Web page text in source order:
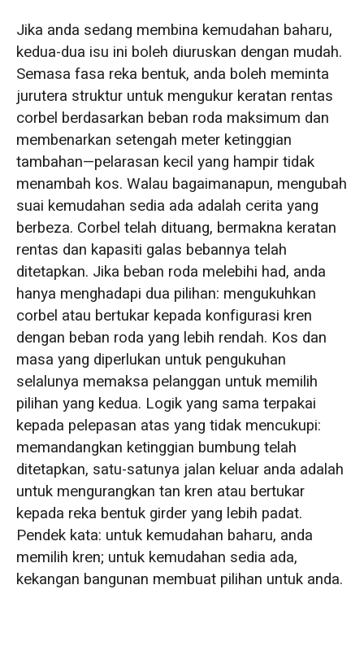
Jika anda sedang membina kemudahan baharu,
kedua-dua isu ini boleh diuruskan dengan mudah.
Semasa fasa reka bentuk, anda boleh meminta
jurutera struktur untuk mengukur keratan rentas
corbel berdasarkan beban roda maksimum dan
membenarkan setengah meter ketinggian
tambahan—pelarasan kecil yang hampir tidak
menambah kos. Walau bagaimanapun, mengubah
suai kemudahan sedia ada adalah cerita yang
berbeza. Corbel telah dituang, bermakna keratan
rentas dan kapasiti galas bebannya telah
ditetapkan. Jika beban roda melebihi had, anda
hanya menghadapi dua pilihan: mengukuhkan
corbel atau bertukar kepada konfigurasi kren
dengan beban roda yang lebih rendah. Kos dan
masa yang diperlukan untuk pengukuhan
selalunya memaksa pelanggan untuk memilih
pilihan yang kedua. Logik yang sama terpakai
kepada pelepasan atas yang tidak mencukupi:
memandangkan ketinggian bumbung telah
ditetapkan, satu-satunya jalan keluar anda adalah
untuk mengurangkan tan kren atau bertukar
kepada reka bentuk girder yang lebih padat.
Pendek kata: untuk kemudahan baharu, anda
memilih kren; untuk kemudahan sedia ada,
kekangan bangunan membuat pilihan untuk anda.